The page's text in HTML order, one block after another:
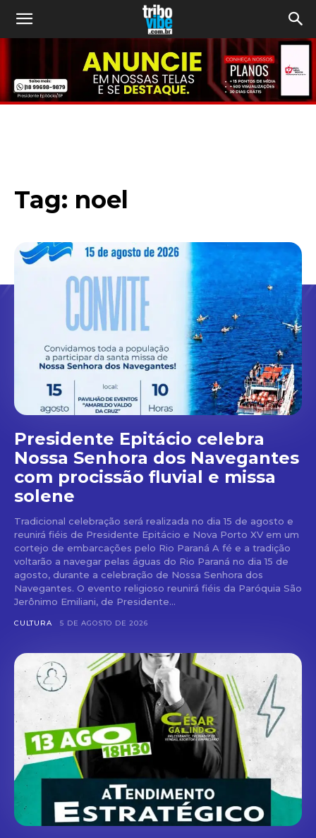
Tag: noel
Presidente Epitácio celebra
Nossa Senhora dos Navegantes
com procissão fluvial e missa
solene
Tradicional celebração será realizada no dia 15 de agosto e
reunirá fiéis de Presidente Epitácio e Nova Porto XV em um
cortejo de embarcações pelo Rio Paraná A fé e a tradição
voltarão a navegar pelas águas do Rio Paraná no dia 15 de
agosto, durante a celebração de Nossa Senhora dos
Navegantes. O evento religioso reunirá fiéis da Paróquia São
Jerônimo Emiliani, de Presidente...
CULTURA 5 DE AGOSTO DE 2026